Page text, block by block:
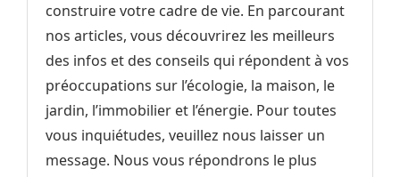
construire votre cadre de vie. En parcourant
nos articles, vous découvrirez les meilleurs
des infos et des conseils qui répondent à vos
préoccupations sur l’écologie, la maison, le
jardin, l’immobilier et l’énergie. Pour toutes
vous inquiétudes, veuillez nous laisser un
message. Nous vous répondrons le plus